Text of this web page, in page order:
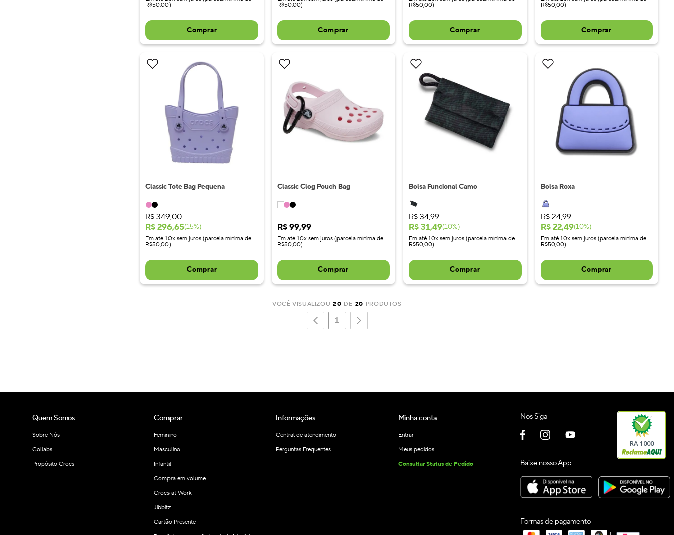
R$50,00)
Comprar
R$50,00)
Comprar
R$50,00)
Comprar
R$50,00)
Comprar
Classic Tote Bag Pequena
R$ 349,00
R$296,65(15%)
Em até 10x sem juros (parcela mínima de
R$50,00)
Comprar
Classic Clog Pouch Bag
R$ 99,99
Em até 10x sem juros (parcela mínima de
R$50,00)
Comprar
Bolsa Funcional Camo
R$ 34,99
R$31,49(10%)
Em até 10x sem juros (parcela mínima de
R$50,00)
Comprar
Bolsa Roxa
R$ 24,99
R$ 22,49(10%)
Em até 10x sem juros (parcela mínima de
R$50,00)
Comprar
VOCÊ VISUALIZOU 20 DE 20 PRODUTOS
1
Quem Somos
Sobre Nós
Collabs
Propósito Crocs
Comprar
Feminino
Masculino
Infantil
Compra em volume
Crocs at Work
Jibbitz
Cartão Presente
Informações
Central de atendimento
Perguntas Frequentes
Minha conta
Entrar
Meus pedidos
Consultar Status de Pedido
Nos Siga
Baixe nosso App
Formas de pagamento
RA 1000